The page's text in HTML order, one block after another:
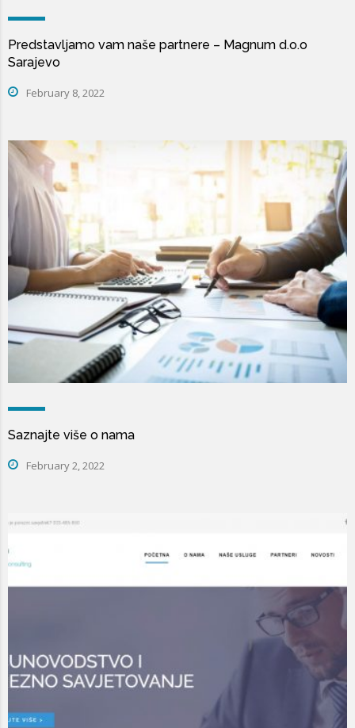
Predstavljamo vam naše partnere – Magnum d.o.o
Sarajevo
February 8, 2022
Saznajte više o nama
February 2, 2022